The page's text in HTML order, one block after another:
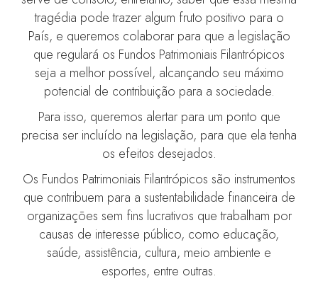
tragédia pode trazer algum fruto positivo para o
País, e queremos colaborar para que a legislação
que regulará os Fundos Patrimoniais Filantrópicos
seja a melhor possível, alcançando seu máximo
potencial de contribuição para a sociedade.
Para isso, queremos alertar para um ponto que
precisa ser incluído na legislação, para que ela tenha
os efeitos desejados.
Os Fundos Patrimoniais Filantrópicos são instrumentos
que contribuem para a sustentabilidade financeira de
organizações sem fins lucrativos que trabalham por
causas de interesse público, como educação,
saúde, assistência, cultura, meio ambiente e
esportes, entre outras.